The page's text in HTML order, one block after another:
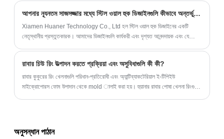
আপনার ন্যূনতম সাজসজ্জার মধ্যে স্টিল ওয়াল হুক ডিজাইনগুলি কীভাবে অন্তর্ভুক্ত করবেন?
Xiamen Huaner Technology Co., Ltd হল স্টিল ওয়াল হুক ডিজাইনের একটি
নেতৃস্থানীয় প্রস্তুতকারক। আমাদের ডিজাইনগুলি কার্যকরী এবং দৃশ্যত আনন্দদায়ক এবং যে
রাবার চিউ রিং উত্পাদন করতে প্রক্রিয়া এবং অসুবিধাগুলি কী কী?
রাবার কুকুরের রিং খেলনাগুলি পরিধান-প্রতিরোধী এবং অ্যান্টিব্যাকটেরিয়াল ই-টিপিইউ
মাইক্রোপোরস ফোম উপাদান থেকে mold ালাই করা হয়। হুয়ানার রাবার পোষা খেলনা রিংগুলির
অনুসন্ধান পাঠান